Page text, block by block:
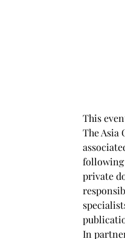
This
The Asia
following
private
In